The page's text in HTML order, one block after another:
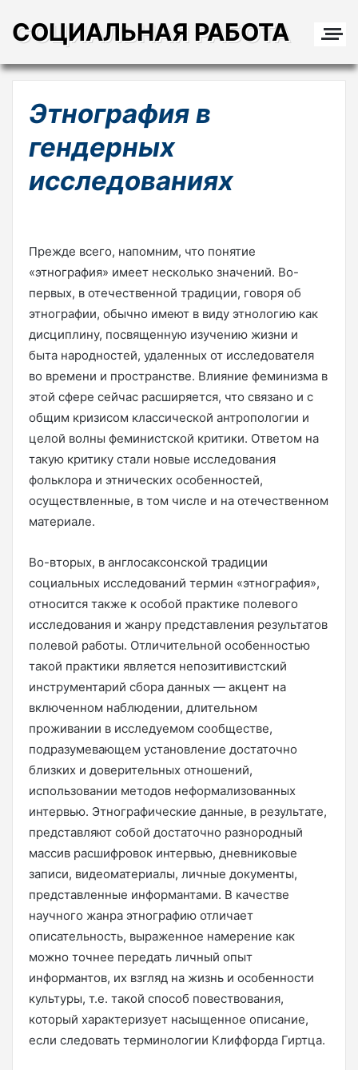
СОЦИАЛЬНАЯ РАБОТА
Этнография в
гендерных
исследованиях
Прежде всего, напомним, что понятие
«этнография» имеет несколько значений. Во-
первых, в отечественной традиции, говоря об
этнографии, обычно имеют в виду этнологию как
дисциплину, посвященную изучению жизни и
быта народностей, удаленных от исследователя
во времени и пространстве. Влияние феминизма в
этой сфере сейчас расширяется, что связано и с
общим кризисом классической антропологии и
целой волны феминистской критики. Ответом на
такую критику стали новые исследования
фольклора и этнических особенностей,
осуществленные, в том числе и на отечественном
материале.
Во-вторых, в англосаксонской традиции
социальных исследований термин «этнография»,
относится также к особой практике полевого
исследования и жанру представления результатов
полевой работы. Отличительной особенностью
такой практики является непозитивистский
инструментарий сбора данных — акцент на
включенном наблюдении, длительном
проживании в исследуемом сообществе,
подразумевающем установление достаточно
близких и доверительных отношений,
использовании методов неформализованных
интервью. Этнографические данные, в результате,
представляют собой достаточно разнородный
массив расшифровок интервью, дневниковые
записи, видеоматериалы, личные документы,
представленные информантами. В качестве
научного жанра этнографию отличает
описательность, выраженное намерение как
можно точнее передать личный опыт
информантов, их взгляд на жизнь и особенности
культуры, т.е. такой способ повествования,
который характеризует насыщенное описание,
если следовать терминологии Клиффорда Гиртца.